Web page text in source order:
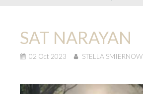
SAT NARAYAN
02 Oct 2023 STELLA SMIERNOW